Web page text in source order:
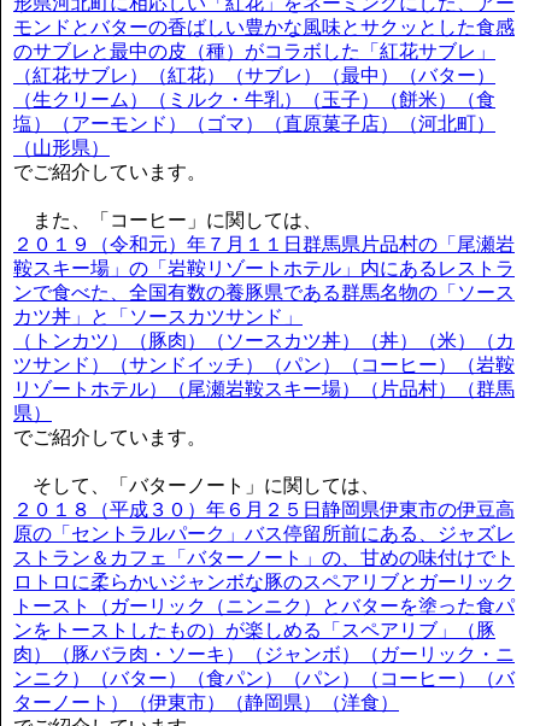
モンドとバターの香ばしい豊かな風味とサクッとした食感
のサブレと最中の皮（種）がコラボした「紅花サブレ」
（紅花サブレ）（紅花）（サブレ）（最中）（バター）
（生クリーム）（ミルク・牛乳）（玉子）（餅米）（食
塩）（アーモンド）（ゴマ）（直原菓子店）（河北町）
（山形県）
でご紹介しています。
また、「コーヒー」に関しては、
２０１９（令和元）年７月１１日群馬県片品村の「尾瀬岩
鞍スキー場」の「岩鞍リゾートホテル」内にあるレストラ
ンで食べた、全国有数の養豚県である群馬名物の「ソース
カツ丼」と「ソースカツサンド」
（トンカツ）（豚肉）（ソースカツ丼）（丼）（米）（カ
ツサンド）（サンドイッチ）（パン）（コーヒー）（岩鞍
リゾートホテル）（尾瀬岩鞍スキー場）（片品村）（群馬
県）
でご紹介しています。
そして、「バターノート」に関しては、
２０１８（平成３０）年６月２５日静岡県伊東市の伊豆高
原の「セントラルパーク」バス停留所前にある、ジャズレ
ストラン＆カフェ「バターノート」の、甘めの味付けでト
ロトロに柔らかいジャンボな豚のスペアリブとガーリック
トースト（ガーリック（ニンニク）とバターを塗った食パ
ンをトーストしたもの）が楽しめる「スペアリブ」（豚
肉）（豚バラ肉・ソーキ）（ジャンボ）（ガーリック・ニ
ンニク）（バター）（食パン）（パン）（コーヒー）（バ
ターノート）（伊東市）（静岡県）（洋食）